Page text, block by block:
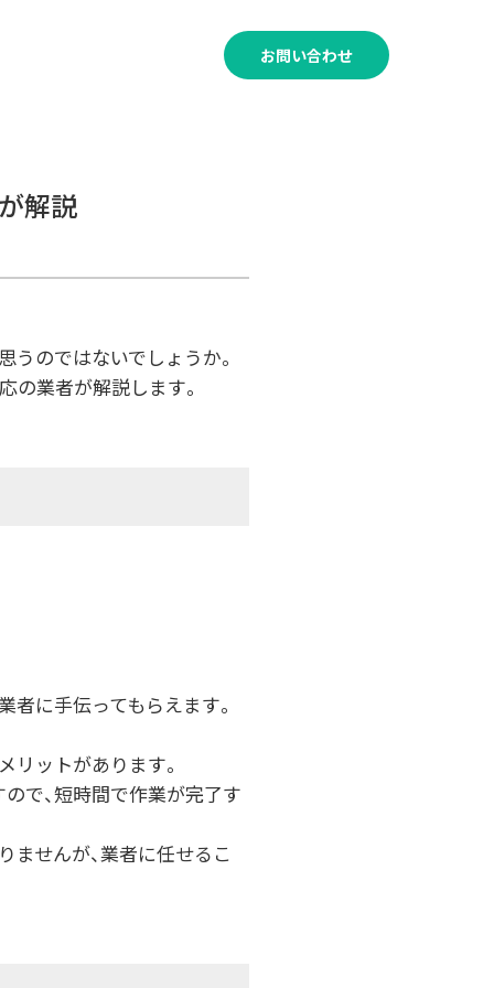
お問い合わせ
解説
うのではないでしょうか。
の業者が解説します。
者に手伝ってもらえます。
リットがあります。
で、短時間で作業が完了す
せんが、業者に任せるこ